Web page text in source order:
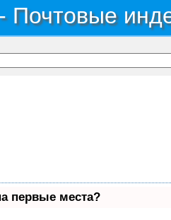
Почтовые
первые места?